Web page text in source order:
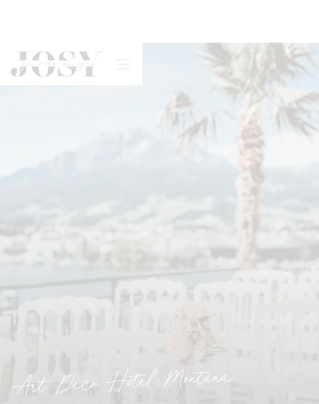
Art Deco Hotel Montana